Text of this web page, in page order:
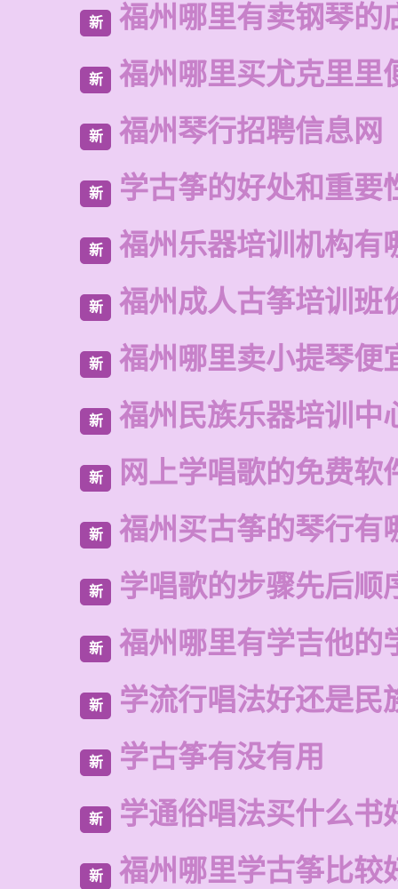
新 福州哪里有卖钢琴的
新 福州哪里买尤克里里
新 福州琴行招聘信息网
新 学古筝的好处和重要
新 福州乐器培训机构有
新 福州成人古筝培训班
新 福州哪里卖小提琴便
新 福州民族乐器培训中
新 网上学唱歌的免费软
新 福州买古筝的琴行有
新 学唱歌的步骤先后顺
新 福州哪里有学吉他的
新 学流行唱法好还是民
新 学古筝有没有用
新 学通俗唱法买什么书
新 福州哪里学古筝比较